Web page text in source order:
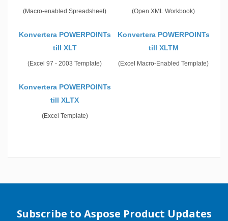
(Macro-enabled Spreadsheet) (Open XML Workbook)
Konvertera POWERPOINTs
till XLT
(Excel 97 - 2003 Template)
Konvertera POWERPOINTs
till XLTM
(Excel Macro-Enabled Template)
Konvertera POWERPOINTs
till XLTX
(Excel Template)
Subscribe to Aspose Product Updates